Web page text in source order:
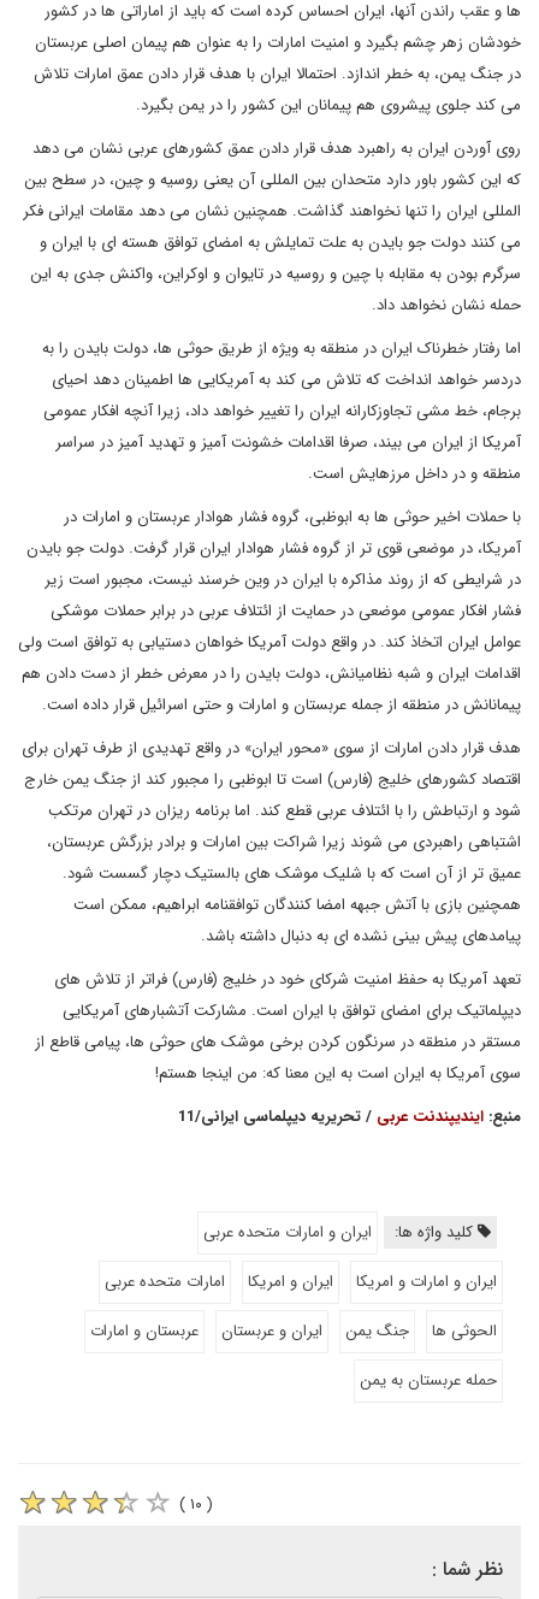
ها و عقب راندن آنها، ایران احساس کرده است که باید از اماراتی ها در کشور
خودشان زهر چشم بگیرد و امنیت امارات را به عنوان هم پیمان اصلی عربستان
در جنگ یمن، به خطر اندازد. احتمالا ایران با هدف قرار دادن عمق امارات تلاش
می کند جلوی پیشروی هم پیمانان این کشور را در یمن بگیرد.
روی آوردن ایران به راهبرد هدف قرار دادن عمق کشورهای عربی نشان می دهد
که این کشور باور دارد متحدان بین المللی آن یعنی روسیه و چین، در سطح بین
المللی ایران را تنها نخواهند گذاشت. همچنین نشان می دهد مقامات ایرانی فکر
می کنند دولت جو بایدن به علت تمایلش به امضای توافق هسته ای با ایران و
سرگرم بودن به مقابله با چین و روسیه در تایوان و اوکراین، واکنش جدی به این
حمله نشان نخواهد داد.
اما رفتار خطرناک ایران در منطقه به ویژه از طریق حوثی ها، دولت بایدن را به
دردسر خواهد انداخت که تلاش می کند به آمریکایی ها اطمینان دهد احیای
برجام، خط مشی تجاوزکارانه ایران را تغییر خواهد داد، زیرا آنچه افکار عمومی
آمریکا از ایران می بیند، صرفا اقدامات خشونت آمیز و تهدید آمیز در سراسر
منطقه و در داخل مرزهایش است.
با حملات اخیر حوثی ها به ابوظبی، گروه فشار هوادار عربستان و امارات در
آمریکا، در موضعی قوی تر از گروه فشار هوادار ایران قرار گرفت. دولت جو بایدن
در شرایطی که از روند مذاکره با ایران در وین خرسند نیست، مجبور است زیر
فشار افکار عمومی موضعی در حمایت از ائتلاف عربی در برابر حملات موشکی
عوامل ایران اتخاذ کند. در واقع دولت آمریکا خواهان دستیابی به توافق است ولی
اقدامات ایران و شبه نظامیانش، دولت بایدن را در معرض خطر از دست دادن هم
پیمانانش در منطقه از جمله عربستان و امارات و حتی اسرائیل قرار داده است.
هدف قرار دادن امارات از سوی «محور ایران» در واقع تهدیدی از طرف تهران برای
اقتصاد کشورهای خلیج (فارس) است تا ابوظبی را مجبور کند از جنگ یمن خارج
شود و ارتباطش را با ائتلاف عربی قطع کند. اما برنامه ریزان در تهران مرتکب
اشتباهی راهبردی می شوند زیرا شراکت بین امارات و برادر بزرگش عربستان،
عمیق تر از آن است که با شلیک موشک های بالستیک دچار گسست شود.
همچنین بازی با آتش جبهه امضا کنندگان توافقنامه ابراهیم، ممکن است
پیامدهای پیش بینی نشده ای به دنبال داشته باشد.
تعهد آمریکا به حفظ امنیت شرکای خود در خلیج (فارس) فراتر از تلاش های
دیپلماتیک برای امضای توافق با ایران است. مشارکت آتشبارهای آمریکایی
مستقر در منطقه در سرنگون کردن برخی موشک های حوثی ها، پیامی قاطع از
سوی آمریکا به ایران است به این معنا که: من اینجا هستم!
منبع: ایندیپندنت عربی / تحریریه دیپلماسی ایرانی/11
کلید واژه ها:
ایران و امارات متحده عربی
ایران و امارات و امریکا
ایران و امریکا
امارات متحده عربی
الحوثی ها
جنگ یمن ایران و عربستان
عربستان و امارات
حمله عربستان به یمن
( ۱۰ )
نظر شما :